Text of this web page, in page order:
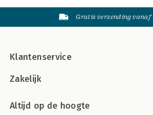
Gratis verzending vanaf
Klantenservice
Zakelijk
Altijd op de hoogte